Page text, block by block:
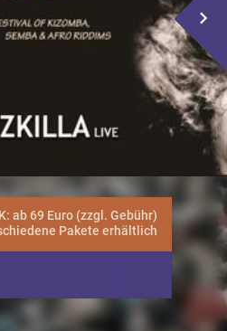
navigate_next
ab 69 Euro (zzgl. Gebühr)
Pakete erhältlich